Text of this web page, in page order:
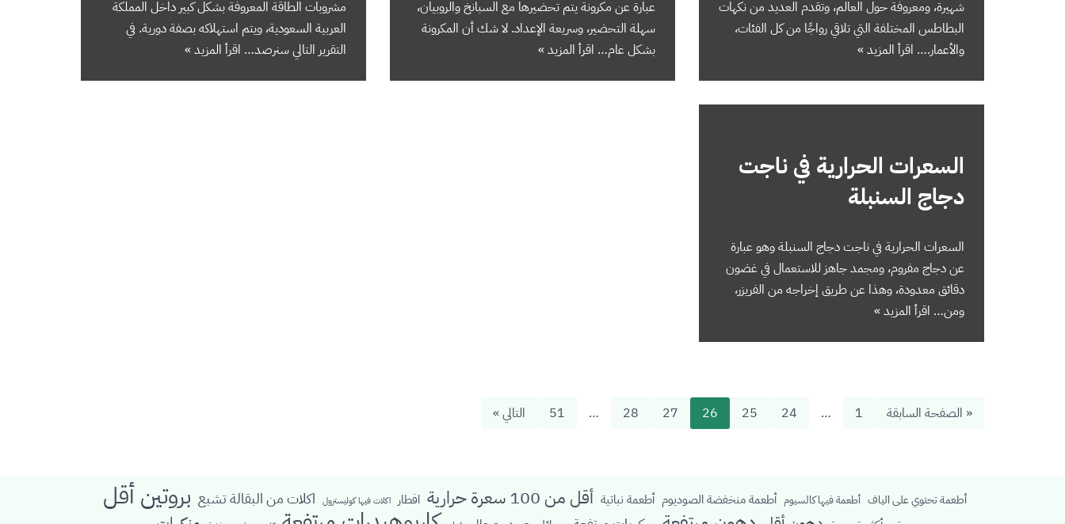
شهيرة، ومعروفة حول العالم، وتقدم العديد من نكهات
البطاطس المختلفة التي تلاقي رواجًا من كل الفئات،
والأعمار.… اقرأ المزيد »
عبارة عن مكرونة يتم تحضيرها مع السبانخ والروبيان،
سهلة التحضير، وسريعة الإعداد. لا شك أن المكرونة
بشكل عام… اقرأ المزيد »
مشروبات الطاقة المعروفة بشكل كبير داخل المملكة
العربية السعودية، ويتم استهلاكه بصفة دورية. في
التقرير التالي سنرصد… اقرأ المزيد »
السعرات الحرارية في ناجت
دجاج السنبلة
السعرات الحرارية في ناجت دجاج السنبلة ‬وهو عبارة
عن دجاج مفروم، ومجمد جاهز للاستعمال في غضون
دقائق معدودة، وهذا عن طريق إخراجه من الفريزر،
ومن… اقرأ المزيد »
« الصفحة السابقة 1
…
24
25
26
27
28
…
51 التالي »
أطعمة تحتوي على الياف أطعمة فيها كالسيوم أطعمة منخفضة الصوديوم أطعمة نباتية أقل من 100 سعرة حرارية افطار اكلات فيها كوليسترول اكلات من البقالة تشبع بروتين أقل